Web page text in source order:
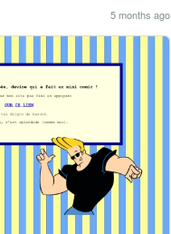
5 months ago